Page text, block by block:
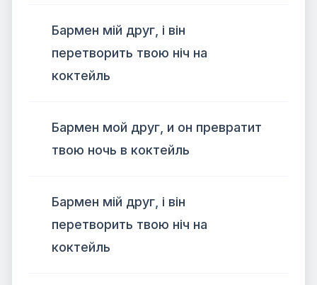
Бармен мій друг, і він
перетворить твою ніч на
коктейль
Бармен мой друг, и он превратит
твою ночь в коктейль
Бармен мій друг, і він
перетворить твою ніч на
коктейль